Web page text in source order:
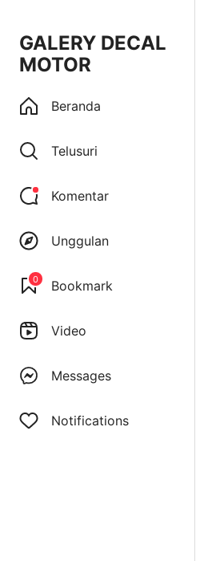
GALERY DECAL
MOTOR
Beranda
Telusuri
Komentar
Unggulan
0 Bookmark
Video
Messages
Notifications